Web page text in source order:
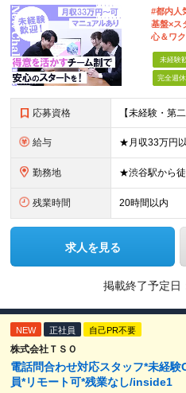
#都内人
基盤×ス
心＆ワ
未経験
完全週休
応募資格
給与
勤務地
残業時間 20時間以内
求人を見る
掲載終了予定日
NEW 正社員 自己PR不要
株式会社ＴＳＯ
電話問合わせ対応スタッフ*未経
員*リモート可*残業なし/inside1